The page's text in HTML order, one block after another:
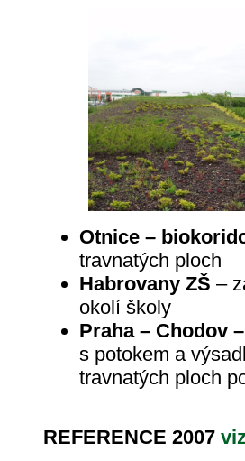
Otnice –
travnatých ploch
Habrovany ZŠ –
okolí školy
Praha – Chodov
s potokem a
travnatých ploch
REFERENCE 2007